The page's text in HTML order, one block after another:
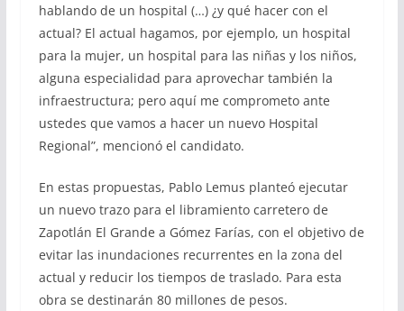
hablando de un hospital (…) ¿y qué hacer con el
actual? El actual hagamos, por ejemplo, un hospital
para la mujer, un hospital para las niñas y los niños,
alguna especialidad para aprovechar también la
infraestructura; pero aquí me comprometo ante
ustedes que vamos a hacer un nuevo Hospital
Regional”, mencionó el candidato.
En estas propuestas, Pablo Lemus planteó ejecutar
un nuevo trazo para el libramiento carretero de
Zapotlán El Grande a Gómez Farías, con el objetivo de
evitar las inundaciones recurrentes en la zona del
actual y reducir los tiempos de traslado. Para esta
obra se destinarán 80 millones de pesos.